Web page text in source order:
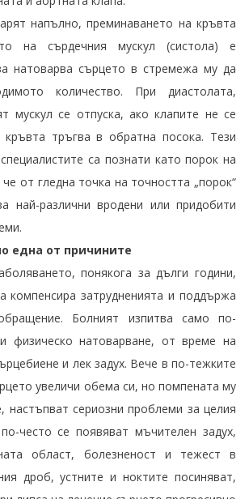
напълно, преминаването на кръвта
на сърдечния мускул (систола) е
натоварва сърцето в стремежа му да
количество. При диастолата,
мускул се отпуска, ако клапите не се
кръвта тръгва в обратна посока. Тези
са познати като порок на
от гледна точка на точността „порок“
най-различни вродени или придобити
една от причините
понякога за дълги години,
компенсира затрудненията и поддържа
Болният изпитва само по-
физическо натоварване, от време на
и лек задух. Вече в по-тежките
увеличи обема си, но помпената му
настъпват сериозни проблеми за целия
по-често се появяват мъчителен задух,
област, болезненост и тежест в
дроб, устните и ноктите посиняват,